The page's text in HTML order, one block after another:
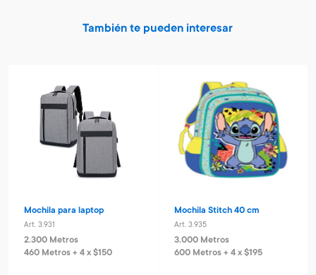
También te pueden interesar
Mochila para laptop
Art. 3.931
2.300 Metros
460 Metros + 4 x $150
Mochila Stitch 40 cm
Art. 3.935
3.000 Metros
600 Metros + 4 x $195